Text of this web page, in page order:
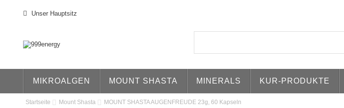
Unser Hauptsitz
MIKROALGEN MOUNT SHASTA MINERALS KUR-PRODUKTE
Startseite Mount Shasta MOUNT SHASTA AUGENFREUDE 23g, 60 Kapseln